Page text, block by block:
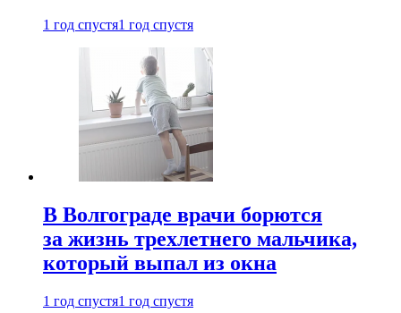
1 год спустя1 год спустя
В Волгограде врачи борются
за жизнь трехлетнего мальчика,
который выпал из окна
1 год спустя1 год спустя